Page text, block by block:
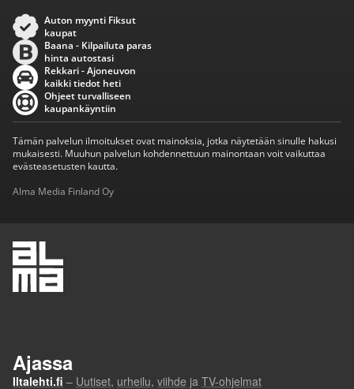
Auton myynti Fiksut
kaupat
Baana - Kilpailuta paras
hinta autostasi
Rekkari - Ajoneuvon
kaikki tiedot heti
Ohjeet turvalliseen
kaupankäyntiin
Tämän palvelun ilmoitukset ovat mainoksia, jotka näytetään sinulle hakusi
mukaisesti. Muuhun palvelun kohdennettuun mainontaan voit vaikuttaa
evästeasetusten kautta.
Alma Media Finland Oy